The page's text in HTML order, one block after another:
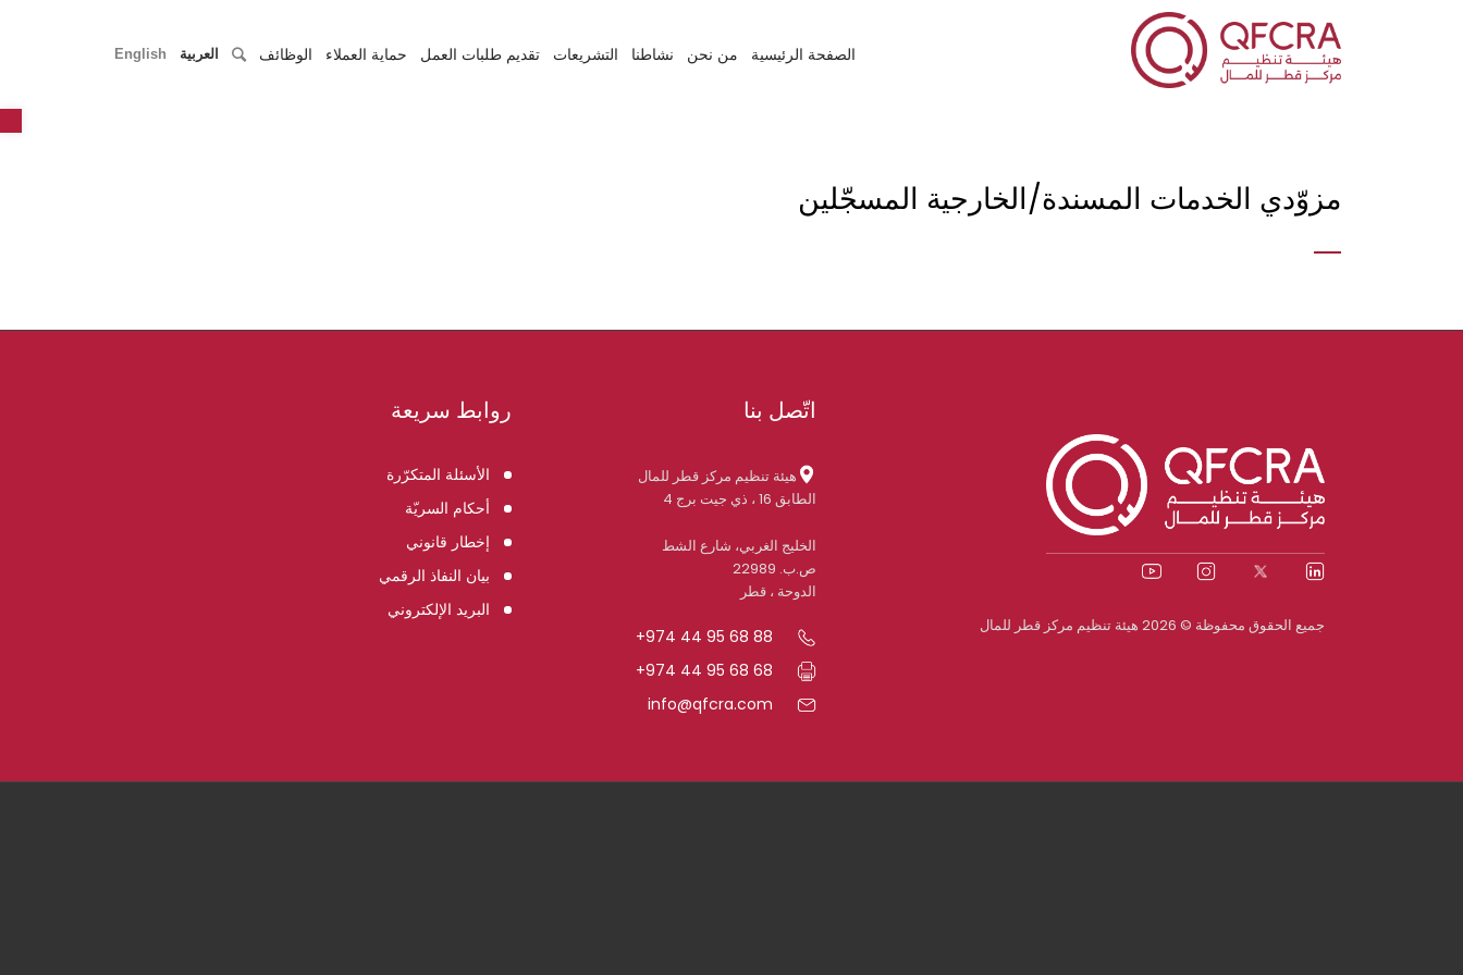
الصفحة الرئيسية من نحن نشاطنا التشريعات تقديم طلبات العمل حماية العملاء الوظائف العربية English
مزوّدي الخدمات المسندة/الخارجية المسجّلين
جميع الحقوق محفوظة © 2026 هيئة تنظيم مركز قطر للمال
اتّصل بنا
هيئة تنظيم مركز قطر للمال
الطابق 16 ، ذي جيت برج 4
الخليج الغربي، شارع الشط
ص.ب. 22989
الدوحة ، قطر
+974 44 95 68 88
+974 44 95 68 68
info@qfcra.com
روابط سريعة
الأسئلة المتكرّرة
أحكام السريّة
إخطار قانوني
بيان النفاذ الرقمي
البريد الإلكتروني